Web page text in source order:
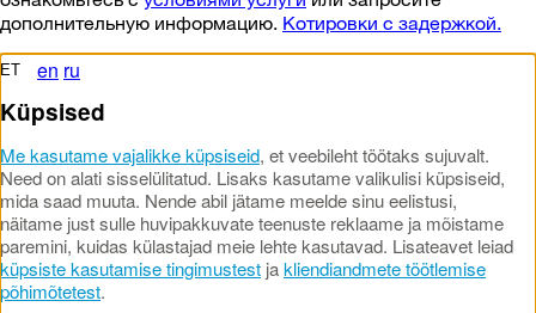
дополнительную информацию. Котировки с задержкой.
ET en ru
Küpsised
Me kasutame vajalikke küpsiseid, et veebileht töötaks sujuvalt.
Need on alati sisselülitatud. Lisaks kasutame valikulisi küpsiseid,
mida saad muuta. Nende abil jätame meelde sinu eelistusi,
näitame just sulle huvipakkuvate teenuste reklaame ja mõistame
paremini, kuidas külastajad meie lehte kasutavad. Lisateavet leiad
küpsiste kasutamise tingimustest jakliendiandmete töötlemise
põhimõtetest.